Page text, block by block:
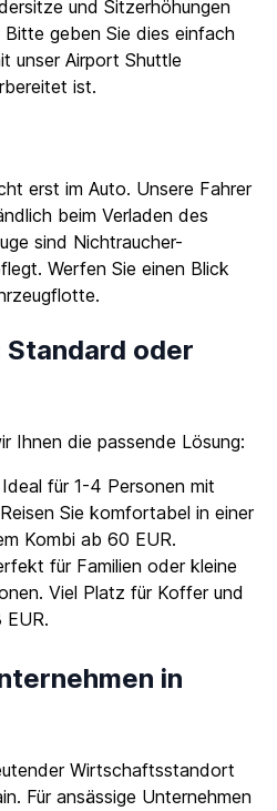
und Sitzerhöhungen
geben Sie dies einfach
unser Airport Shuttle
ist.
erst im Auto. Unsere Fahrer
beim Verladen des
sind Nichtraucher-
Werfen Sie einen Blick
.
oder
Ihnen die passende Lösung:
Ideal für 1-4 Personen mit
Sie komfortabel in einer
Kombi ab 60 EUR.
für Familien oder kleine
Viel Platz für Koffer und
in
Wirtschaftsstandort
Für ansässige Unternehmen